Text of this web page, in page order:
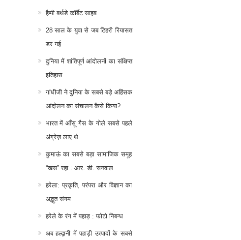
हैप्पी बर्थडे कॉर्बेट साहब
28 साल के युवा से जब टिहरी रियासत
डर गई
दुनिया में शांतिपूर्ण आंदोलनों का संक्षिप्त
इतिहास
गांधीजी ने दुनिया के सबसे बड़े अहिंसक
आंदोलन का संचालन कैसे किया?
भारत में आँसू गैस के गोले सबसे पहले
अंग्रेज़ लाए थे
कुमाऊं का सबसे बड़ा सामाजिक समूह
“खस” रहा : आर. डी. सनवाल
हरेला: प्रकृति, परंपरा और विज्ञान का
अद्भुत संगम
हरेले के रंग में पहाड़ : फोटो निबन्ध
अब हल्द्वानी में पहाड़ी उत्पादों के सबसे